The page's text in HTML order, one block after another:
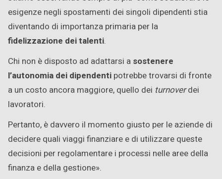
esigenze negli spostamenti dei singoli dipendenti stia
diventando di importanza primaria per la
fidelizzazione dei talenti.
Chi non è disposto ad adattarsi a sostenere
l’autonomia dei dipendenti potrebbe trovarsi di fronte
a un costo ancora maggiore, quello dei turnoverdei
lavoratori.
Pertanto, è davvero il momento giusto per le aziende di
decidere quali viaggi finanziare e di utilizzare queste
decisioni per regolamentare i processi nelle aree della
finanza e della gestione».